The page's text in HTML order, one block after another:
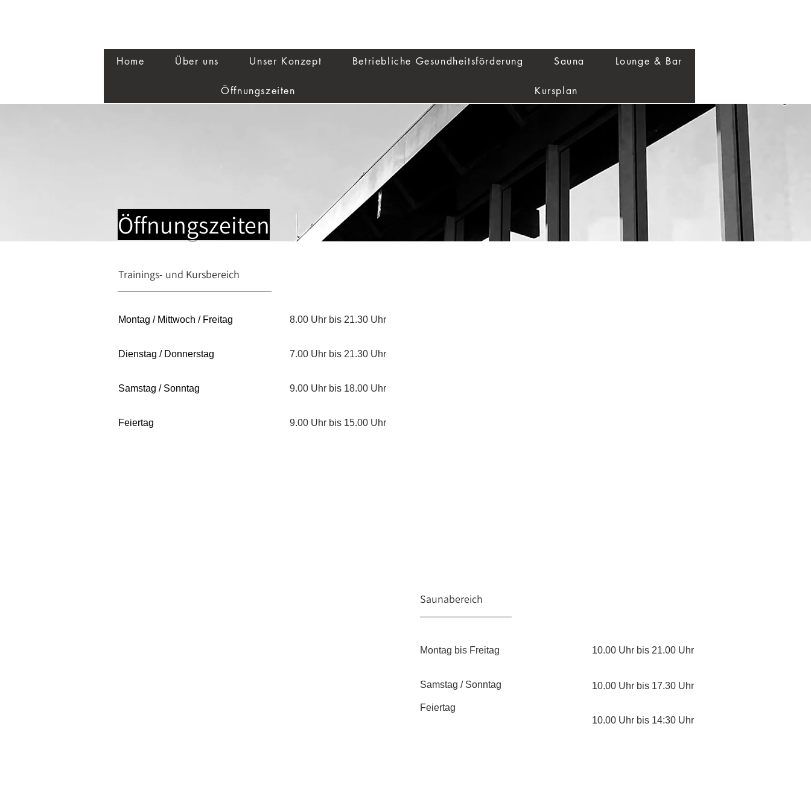
Home Über uns Unser Konzept Betriebliche Gesundheitsförderung Sauna Lounge & Bar
Öffnungszeiten Kursplan
Öffnungszeiten
Trainings- und Kursbereich
Montag / Mittwoch / Freitag
Dienstag / Donnerstag
Samstag / Sonntag
Feiertag
8.00 Uhr bis 21.30 Uhr
7.00 Uhr bis 21.30 Uhr
9.00 Uhr bis 18.00 Uhr
9.00 Uhr bis 15.00 Uhr
Saunabereich
Montag bis Freitag
Samstag / Sonntag
Feiertag
10.00 Uhr bis 21.00 Uhr
10.00 Uhr bis 17.30 Uhr
10.00 Uhr bis 14:30 Uhr